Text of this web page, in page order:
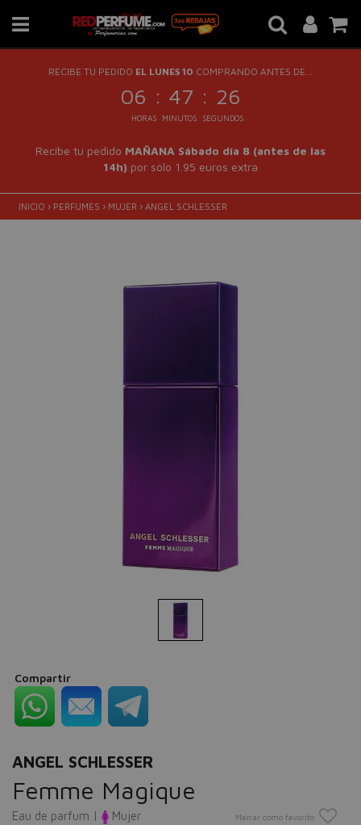
RECIBE TU PEDIDO EL LUNES 10 COMPRANDO ANTES DE...
06 : 47 : 26
HORAS MINUTOS SEGUNDOS
Recibe tu pedido MAÑANA Sábado día 8 (antes de las
14h) por sólo 1.95 euros extra
INICIO › PERFUMES › MUJER › ANGEL SCHLESSER
Compartir
ANGEL SCHLESSER
Femme Magique
Eau de parfum | Mujer Marcar como favorito